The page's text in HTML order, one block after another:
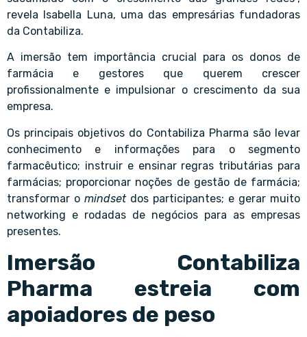
revela Isabella Luna, uma das empresárias fundadoras
da Contabiliza.
A imersão tem importância crucial para os donos de
farmácia e gestores que querem crescer
profissionalmente e impulsionar o crescimento da sua
empresa.
Os principais objetivos do Contabiliza Pharma são levar
conhecimento e informações para o segmento
farmacêutico; instruir e ensinar regras tributárias para
farmácias; proporcionar noções de gestão de farmácia;
transformar o mindset dos participantes; e gerar muito
networking e rodadas de negócios para as empresas
presentes.
Imersão Contabiliza
Pharma estreia com
apoiadores de peso